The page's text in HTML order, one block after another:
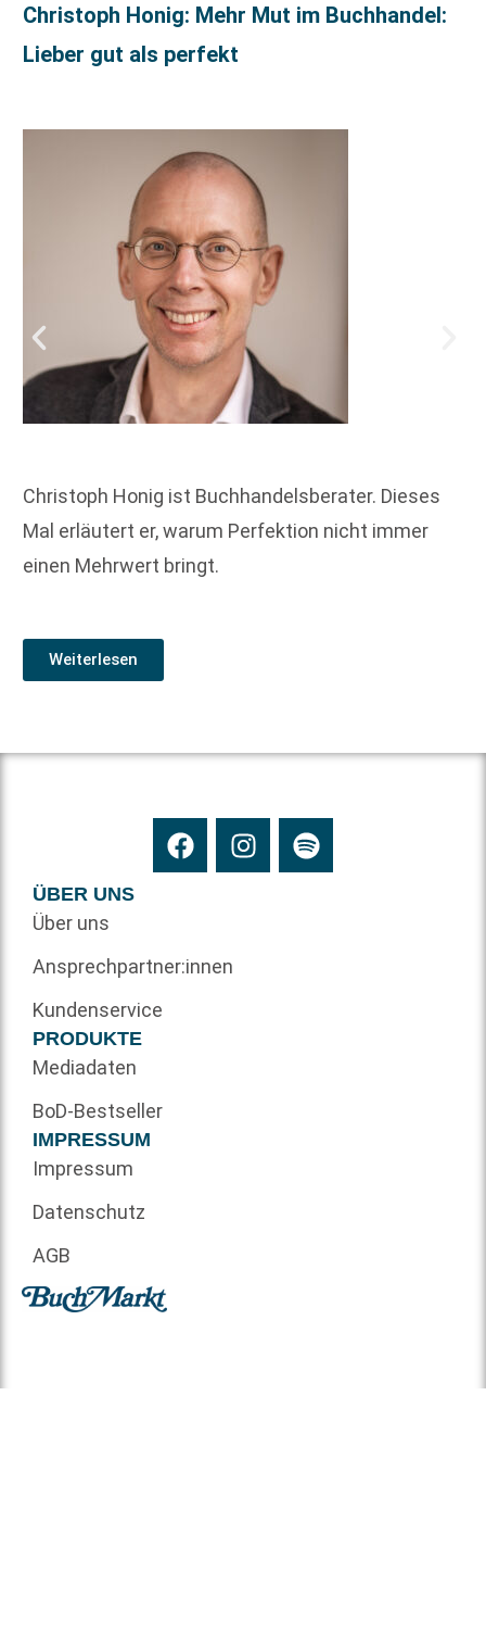
Christoph Honig: Mehr Mut im Buchhandel:
Lieber gut als perfekt
Christoph Honig ist Buchhandelsberater. Dieses
Mal erläutert er, warum Perfektion nicht immer
einen Mehrwert bringt.
Weiterlesen
ÜBER UNS
Über uns
Ansprechpartner:innen
Kundenservice
PRODUKTE
Mediadaten
BoD-Bestseller
IMPRESSUM
Impressum
Datenschutz
AGB